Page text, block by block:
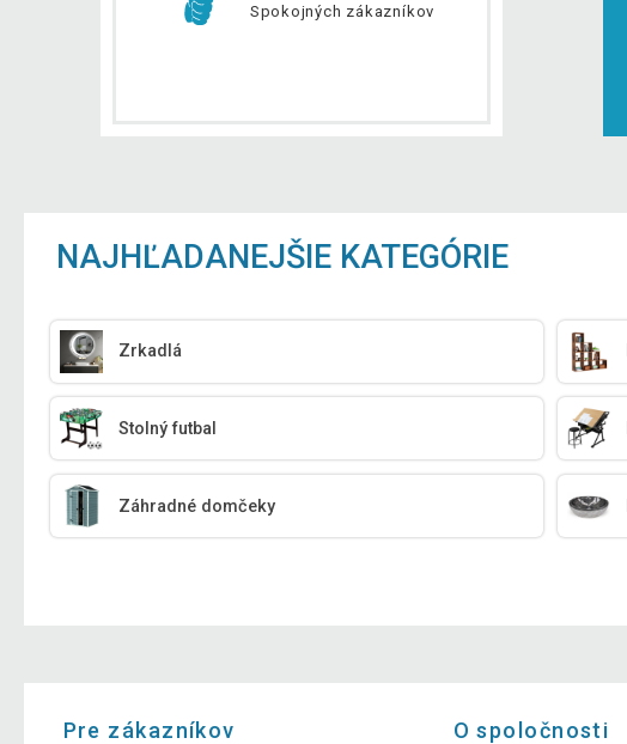
Spokojných zákazníkov
NAJHĽADANEJŠIE KATEGÓRIE
Zrkadlá
Stolný futbal
Záhradné domčeky
Pre zákazníkov O spoločnosti